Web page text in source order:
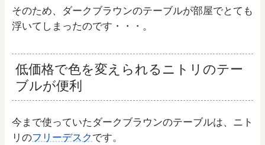
そのため、ダークブラウンのテーブルが部屋でとても
浮いてしまったのです・・・。
低価格で色を変えられるニトリのテー
ブルが便利
今まで使っていたダークブラウンのテーブルは、ニト
リのフリーデスク です。